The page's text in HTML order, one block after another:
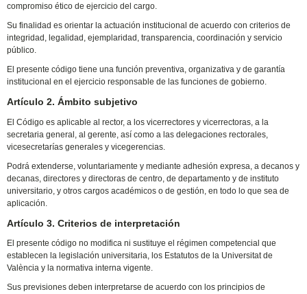
compromiso ético de ejercicio del cargo.
Su finalidad es orientar la actuación institucional de acuerdo con criterios de
integridad, legalidad, ejemplaridad, transparencia, coordinación y servicio
público.
El presente código tiene una función preventiva, organizativa y de garantía
institucional en el ejercicio responsable de las funciones de gobierno.
Artículo 2. Ámbito subjetivo
El Código es aplicable al rector, a los vicerrectores y vicerrectoras, a la
secretaria general, al gerente, así como a las delegaciones rectorales,
vicesecretarías generales y vicegerencias.
Podrá extenderse, voluntariamente y mediante adhesión expresa, a decanos y
decanas, directores y directoras de centro, de departamento y de instituto
universitario, y otros cargos académicos o de gestión, en todo lo que sea de
aplicación.
Artículo 3. Criterios de interpretación
El presente código no modifica ni sustituye el régimen competencial que
establecen la legislación universitaria, los Estatutos de la Universitat de
València y la normativa interna vigente.
Sus previsiones deben interpretarse de acuerdo con los principios de